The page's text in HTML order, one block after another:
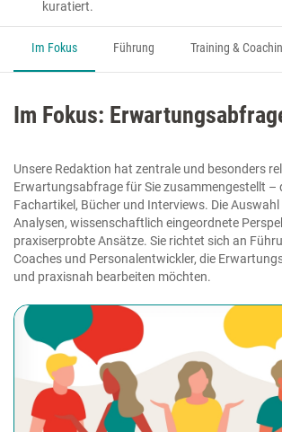
kuratiert.
Im Fokus Führung Training &
Im Fokus:
Unsere Redaktion hat zentrale und besonders
Erwartungsabfrage für Sie zusammengestellt –
Fachartikel, Bücher und Interviews. Die
Analysen, wissenschaftlich eingeordnete
praxiserprobte Ansätze. Sie richtet sich an
Coaches und Personalentwickler, die
und praxisnah bearbeiten möchten.